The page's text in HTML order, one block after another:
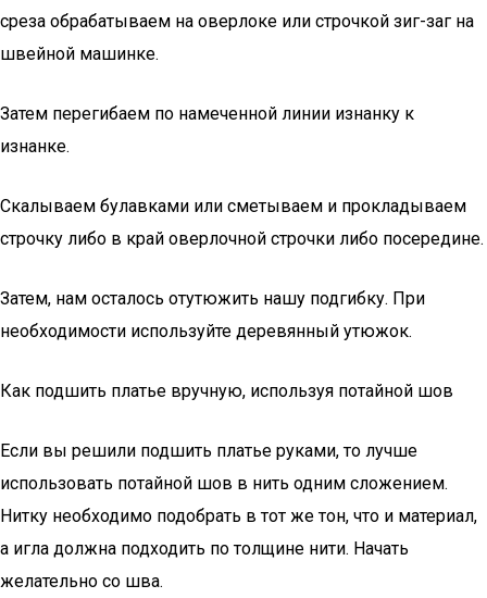
среза обрабатываем на оверлоке или строчкой зиг-заг на
швейной машинке.
Затем перегибаем по намеченной линии изнанку к
изнанке.
Скалываем булавками или сметываем и прокладываем
строчку либо в край оверлочной строчки либо посередине.
Затем, нам осталось отутюжить нашу подгибку. При
необходимости используйте деревянный утюжок.
Как подшить платье вручную, используя потайной шов
Если вы решили подшить платье руками, то лучше
использовать потайной шов в нить одним сложением.
Нитку необходимо подобрать в тот же тон, что и материал,
а игла должна подходить по толщине нити. Начать
желательно со шва.